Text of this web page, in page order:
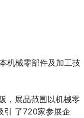
机械零部件及加工技
，展品范围以机械零
引 了720家参展企